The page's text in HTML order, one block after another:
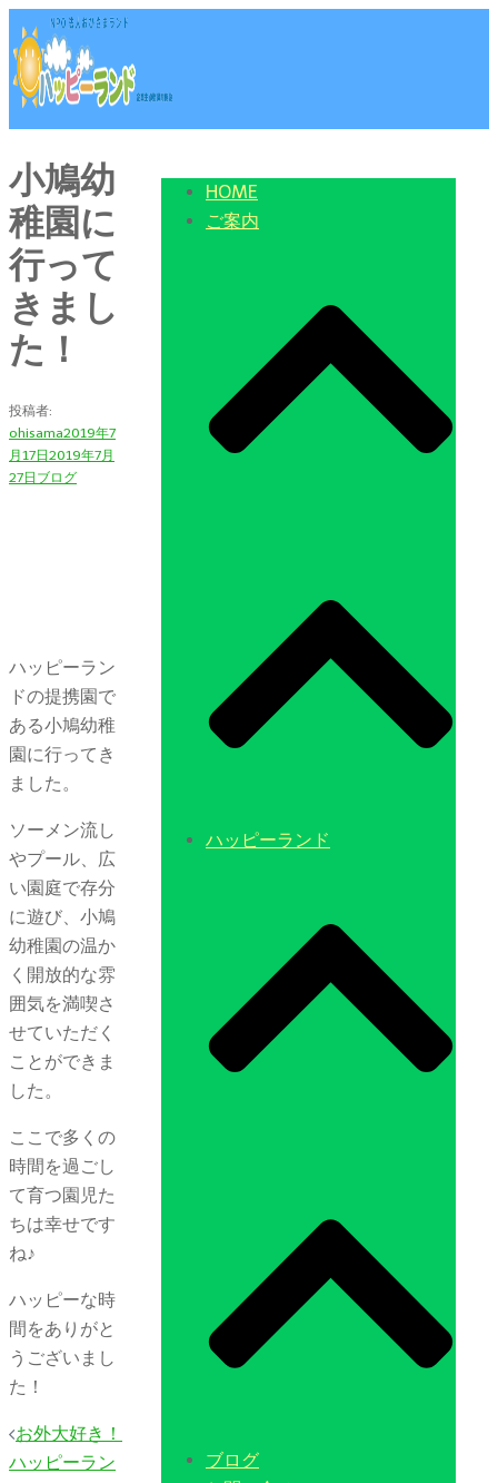
コ
ン
テ
ン
へ
ス
キ
ッ
プ
グ
HOME
ご案内
ハッピーランド
ブログ
小鳩幼
稚園に
行って
きまし
た！
投稿者:
ohisama2019年7
月17日 2019年7月
27日 ブログ
ハッピーラン
ドの提携園で
ある小鳩幼稚
園に行ってき
ました。
ソーメン流し
やプール、広
い園庭で存分
に遊び、小鳩
幼稚園の温か
く開放的な雰
囲気を満喫さ
せていただく
ことができま
した。
ここで多くの
時間を過ごし
て育つ園児た
ちは幸せです
ね♪
ハッピーな時
間をありがと
うございまし
た！
投
稿
お外大好き！
ハッピーラン